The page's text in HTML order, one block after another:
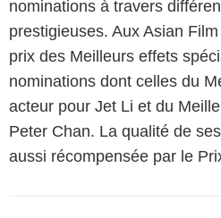
nominations à travers
prestigieuses. Aux Asian
prix des Meilleurs effets
nominations dont celles du
acteur pour Jet Li et du
Peter Chan. La qualité de
aussi récompensée par le